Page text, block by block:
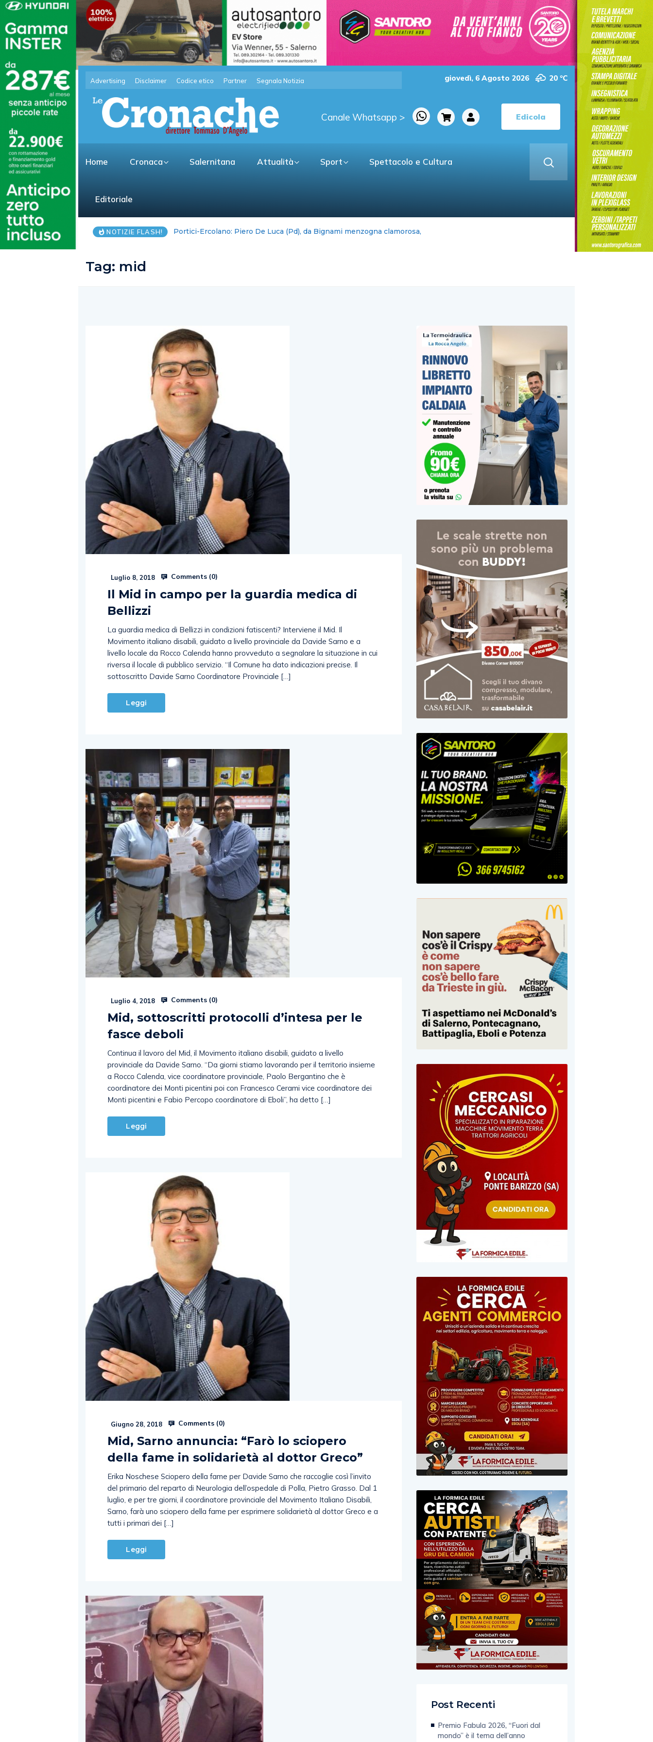
Advertising Disclaimer Codice etico Partner Segnala Notizia giovedì, 6 Agosto 2026 20 °C
Canale Whatsapp > Edicola
Home Cronaca Salernitana Attualità Sport Spettacolo e Cultura
Editoriale
NOTIZIE FLASH! Portici-Ercolano: Piero De Luca (Pd), da Bignami menzogna clamorosa,
Tag: mid
Luglio 8, 2018 Comments (0)
Il Mid in campo per la guardia medica di
Bellizzi
La guardia medica di Bellizzi in condizioni fatiscenti? Interviene il Mid. Il
Movimento italiano disabili, guidato a livello provinciale da Davide Sarno e a
livello locale da Rocco Calenda hanno provveduto a segnalare la situazione in cui
riversa il locale di pubblico servizio. “Il Comune ha dato indicazioni precise. Il
sottoscritto Davide Sarno Coordinatore Provinciale […]
Leggi
Luglio 4, 2018 Comments (0)
Mid, sottoscritti protocolli d’intesa per le
fasce deboli
Continua il lavoro del Mid, il Movimento italiano disabili, guidato a livello
provinciale da Davide Sarno. “Da giorni stiamo lavorando per il territorio insieme
a Rocco Calenda, vice coordinatore provinciale, Paolo Bergantino che è
coordinatore dei Monti picentini poi con Francesco Cerami vice coordinatore dei
Monti picentini e Fabio Percopo coordinatore di Eboli”, ha detto […]
Leggi
Giugno 28, 2018 Comments (0)
Mid, Sarno annuncia: “Farò lo sciopero
della fame in solidarietà al dottor Greco”
Erika Noschese Sciopero della fame per Davide Sarno che raccoglie così l’invito
del primario del reparto di Neurologia dell’ospedale di Polla, Pietro Grasso. Dal 1
luglio, e per tre giorni, il coordinatore provinciale del Movimento Italiano Disabili,
Sarno, farà uno sciopero della fame per esprimere solidarietà al dottor Greco e a
tutti i primari dei […]
Leggi
Post Recenti
Premio Fabula 2026, “Fuori dal
mondo” è il tema dell’anno